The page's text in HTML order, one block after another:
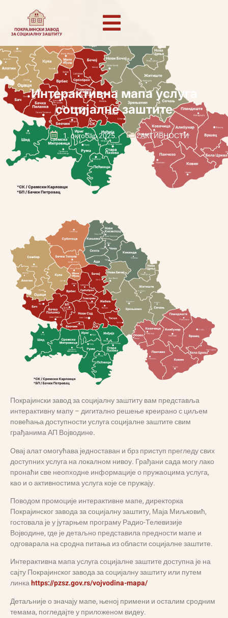
Интерактивна мапа услуга
социјалне заштите
1. октобар 2025. АКТИВНОСТИ
Покрајински завод за социјалну заштиту вам представља
интерактивну мапу – дигитално решење креирано с циљем
повећања доступности услуга социјалне заштите свим
грађанима АП Војводине.
Овај алат омогућава једноставан и брз приступ прегледу свих
доступних услуга на локалном нивоу. Грађани сада могу лако
пронаћи све неопходне информације о пружаоцима услуга,
као и о активностима услуга које се пружају.
Поводом промоције интерактивне мапе, директорка
Покрајинског завода за социјалну заштиту, Маја Миљковић,
гостовала је у јутарњем програму Радио-Телевизије
Војводине, где је детаљно представила предности мапе и
одговарала на сродна питања из области социјалне заштите.
Интерактивна мапа услуга социјалне заштите доступна је на
сајту Покрајинског завода за социјалну заштиту или путем
линкаhttps://pzsz.gov.rs/vojvodina-mapa/
Детаљније о значају мапе, њеној примени и осталим сродним
темама, погледајте у приложеном видеу.